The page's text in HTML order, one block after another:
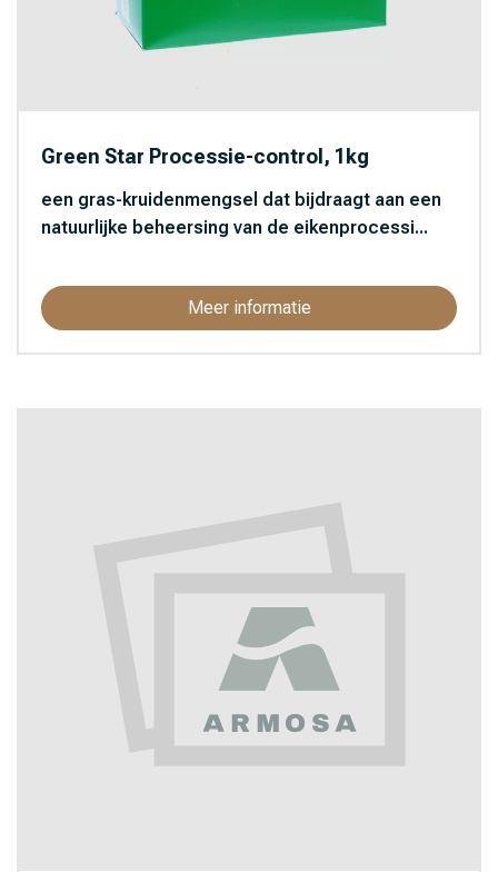
Green Star Processie-control, 1kg
een gras-kruidenmengsel dat bijdraagt aan een
natuurlijke beheersing van de eikenprocessi...
Meer informatie